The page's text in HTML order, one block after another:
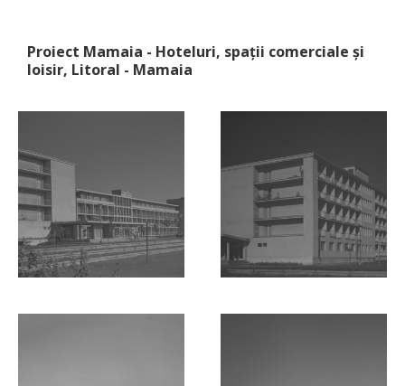
Proiect Mamaia - Hoteluri, spații comerciale și
loisir, Litoral - Mamaia